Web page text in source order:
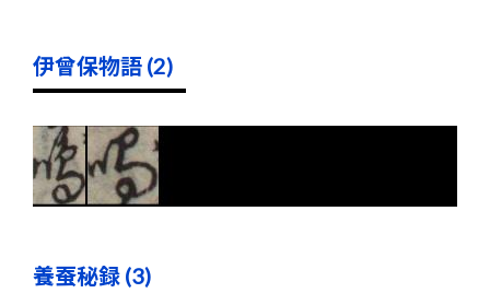
伊曾保物語 (2)
養蚕秘録 (3)